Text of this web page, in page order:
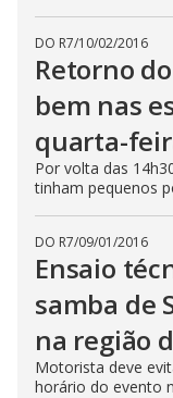
DO R7/10/02/2016
Retorno
bem nas
quarta-
Por volta das
tinham pequenos
DO R7/09/01/2016
Ensaio
samba de
na região
Motorista deve
horário do evento